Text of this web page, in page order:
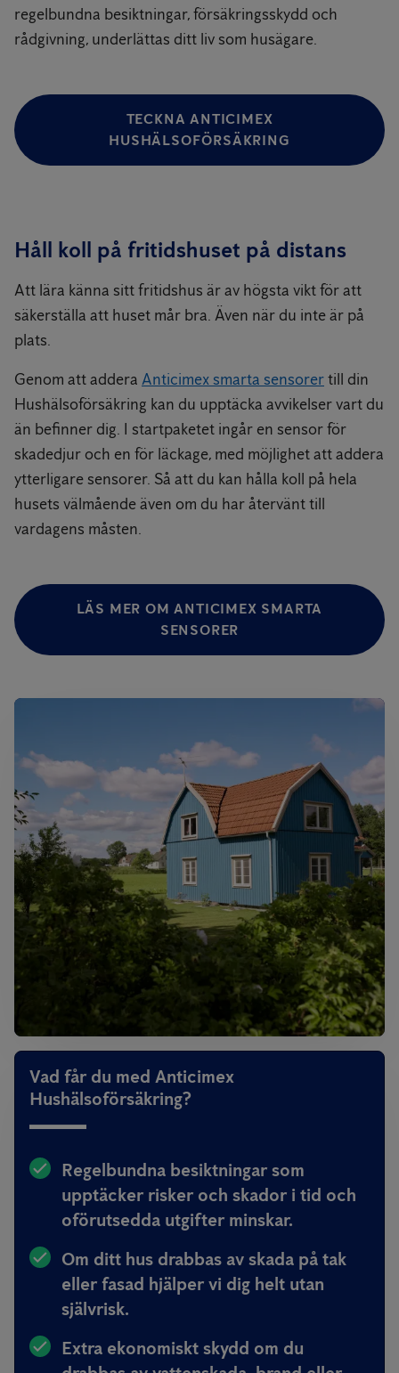
regelbundna besiktningar, försäkringsskydd och
rådgivning, underlättas ditt liv som husägare.
TECKNA ANTICIMEX
HUSHÄLSOFÖRSÄKRING
Håll koll på fritidshuset på distans
Att lära känna sitt fritidshus är av högsta vikt för att
säkerställa att huset mår bra. Även när du inte är på
plats.
Genom att addera Anticimex smarta sensorertill din
Hushälsoförsäkring kan du upptäcka avvikelser vart du
än befinner dig. I startpaketet ingår en sensor för
skadedjur och en för läckage, med möjlighet att addera
ytterligare sensorer. Så att du kan hålla koll på hela
husets välmående även om du har återvänt till
vardagens måsten.
LÄS MER OM ANTICIMEX SMARTA
SENSORER
Vad får du med Anticimex
Hushälsoförsäkring?
Regelbundna besiktningar som
upptäcker risker och skador i tid och
oförutsedda utgifter minskar.
Om ditt hus drabbas av skada på tak
eller fasad hjälper vi dig helt utan
självrisk.
Extra ekonomiskt skydd om du